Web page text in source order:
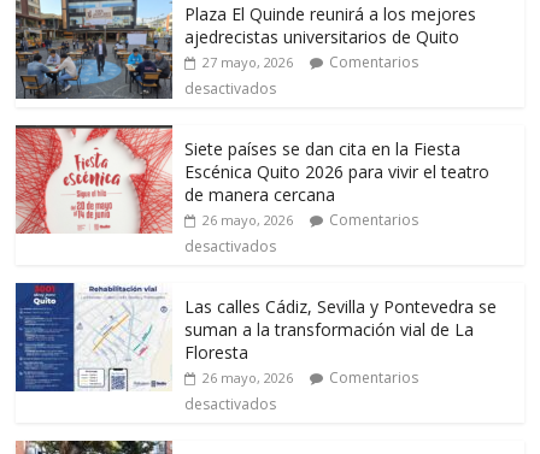
Plaza El Quinde reunirá a los mejores
ajedrecistas universitarios de Quito
27 mayo, 2026
Comentarios
desactivados
Siete países se dan cita en la Fiesta
Escénica Quito 2026 para vivir el teatro
de manera cercana
26 mayo, 2026
Comentarios
desactivados
Las calles Cádiz, Sevilla y Pontevedra se
suman a la transformación vial de La
Floresta
26 mayo, 2026
Comentarios
desactivados